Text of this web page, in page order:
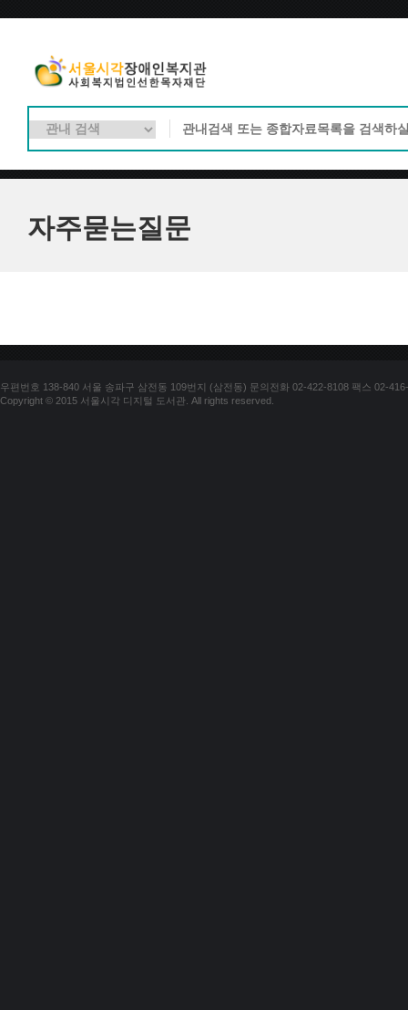
자주묻는질문
우편번호 138-840 서울 송파구 삼전동 109번지 (삼전동) 문의전화 02-422-8108 팩스 02-
Copyright © 2015 서울시각 디지털 도서관. All rights reserved.